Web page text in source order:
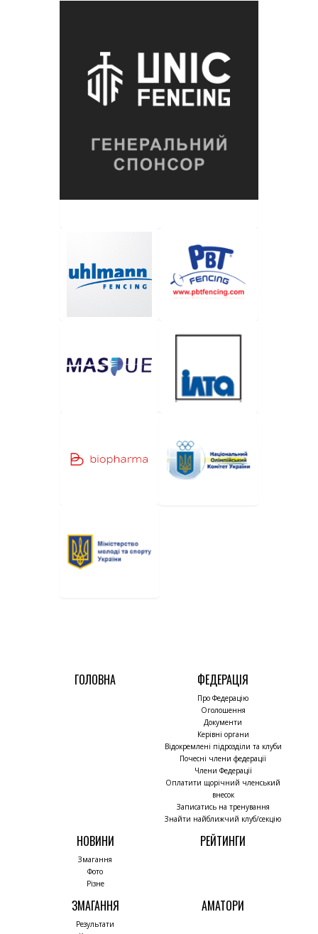
ГОЛОВНА ФЕДЕРАЦІЯ
Про Федерацію
Оголошення
Документи
Керівні органи
Відокремлені підрозділи та клуби
Почесні члени федерації
Члени Федерації
Оплатити щорічний членський
внесок
Записатись на тренування
Знайти найближчий клуб/секцію
НОВИНИ
Змагання
Фото
Різне
РЕЙТИНГИ
ЗМАГАННЯ
Результати
АМАТОРИ